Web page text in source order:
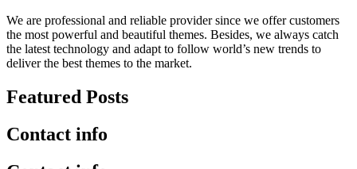
We are professional and reliable provider since we offer customers
the most powerful and beautiful themes. Besides, we always catch
the latest technology and adapt to follow world’s new trends to
deliver the best themes to the market.
Featured Posts
Contact info